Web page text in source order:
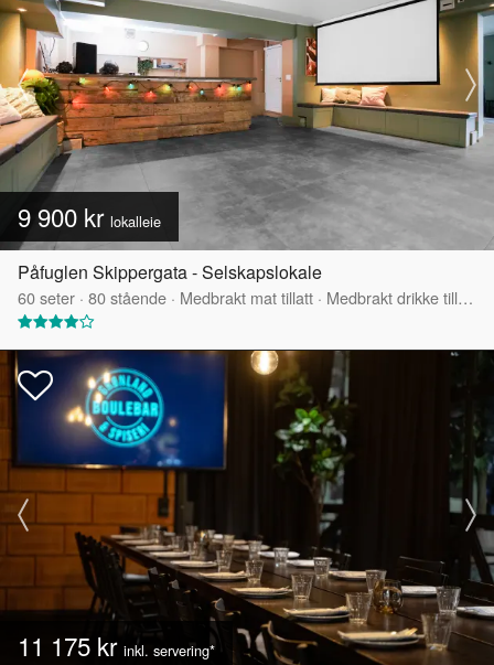
9 900 kr lokalleie
Påfuglen Skippergata - Selskapslokale
60seter · 80stående · Medbrakt mat tillatt · Medbrakt drikke tillatt
11 175 kr inkl. servering*